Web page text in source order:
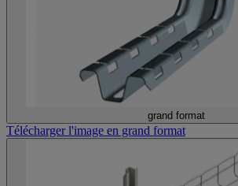
grand format
Télécharger l'image en grand format